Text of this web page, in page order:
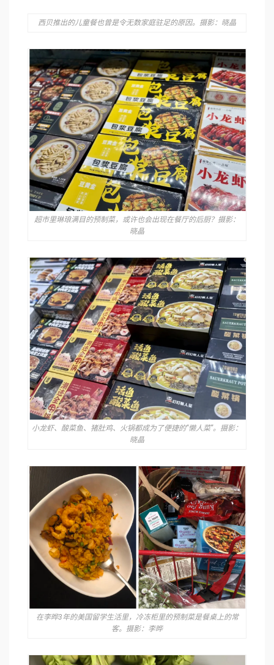
西贝推出的儿童餐也曾是令无数家庭驻足的原因。摄影：晓晶
超市里琳琅满目的预制菜，或许也会出现在餐厅的后厨？摄影：
晓晶
小龙虾、酸菜鱼、猪肚鸡、火锅都成为了便捷的“懒人菜”。摄影：
晓晶
在李晔3年的美国留学生活里，冷冻柜里的预制菜是餐桌上的常
客。摄影：李晔